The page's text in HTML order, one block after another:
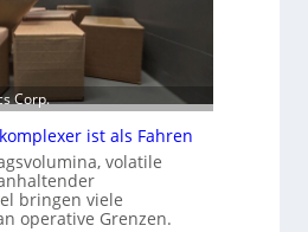
Corp.
ist als Fahren
volatile
bringen viele
operative Grenzen.